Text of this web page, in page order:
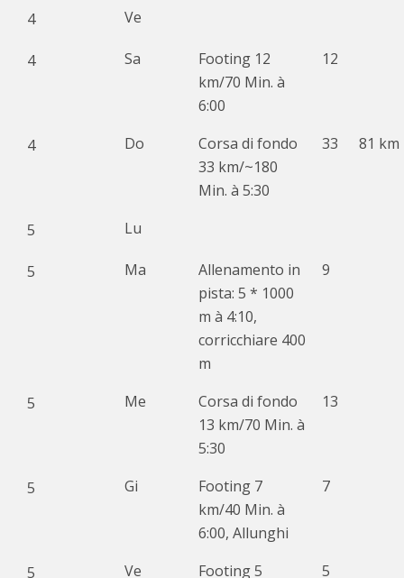
4 Ve
4 Sa
Footing 12
km/70 Min. à
6:00
12
4 Do
Corsa di fondo
33 km/~180
Min. à 5:30
33 81 km
5 Lu
5 Ma
Allenamento in
pista: 5 * 1000
m à 4:10,
corricchiare 400
m
9
5 Me
Corsa di fondo
13 km/70 Min. à
5:30
13
5 Gi
Footing 7
km/40 Min. à
6:00, Allunghi
7
5 Ve Footing 5 5